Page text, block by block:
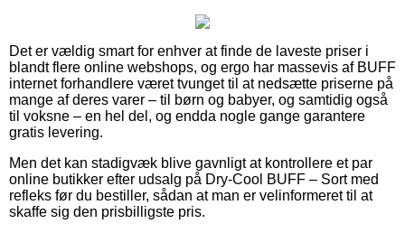
Det er vældig smart for enhver at finde de laveste priser i
blandt flere online webshops, og ergo har massevis af BUFF
internet forhandlere været tvunget til at nedsætte priserne på
mange af deres varer – til børn og babyer, og samtidig også
til voksne – en hel del, og endda nogle gange garantere
gratis levering.
Men det kan stadigvæk blive gavnligt at kontrollere et par
online butikker efter udsalg på Dry-Cool BUFF – Sort med
refleks før du bestiller, sådan at man er velinformeret til at
skaffe sig den prisbilligste pris.